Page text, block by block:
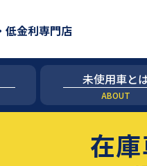
低金利専門店
未使用車と
ABOUT
在